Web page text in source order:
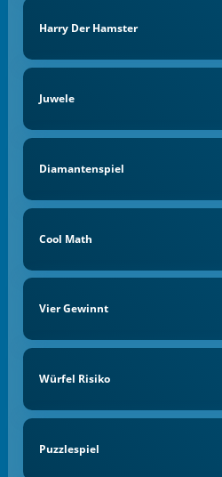
Harry Der Hamster
Juwele
Diamantenspiel
Cool Math
Vier Gewinnt
Würfel Risiko
Puzzlespiel